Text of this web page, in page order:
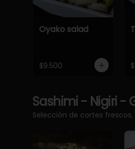
Oyako salad
$9.500
Sashimi - Nigiri -
Selección de cortes